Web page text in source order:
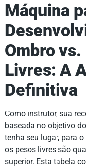
Máquina
Ombro vs.
Livres: A
Definitiva
Como instrutor, sua
baseada no objetivo
tenha seu lugar, para
os pesos livres são
superior. Esta tabela